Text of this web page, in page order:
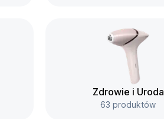
Zdrowie i Uroda
63 produktów